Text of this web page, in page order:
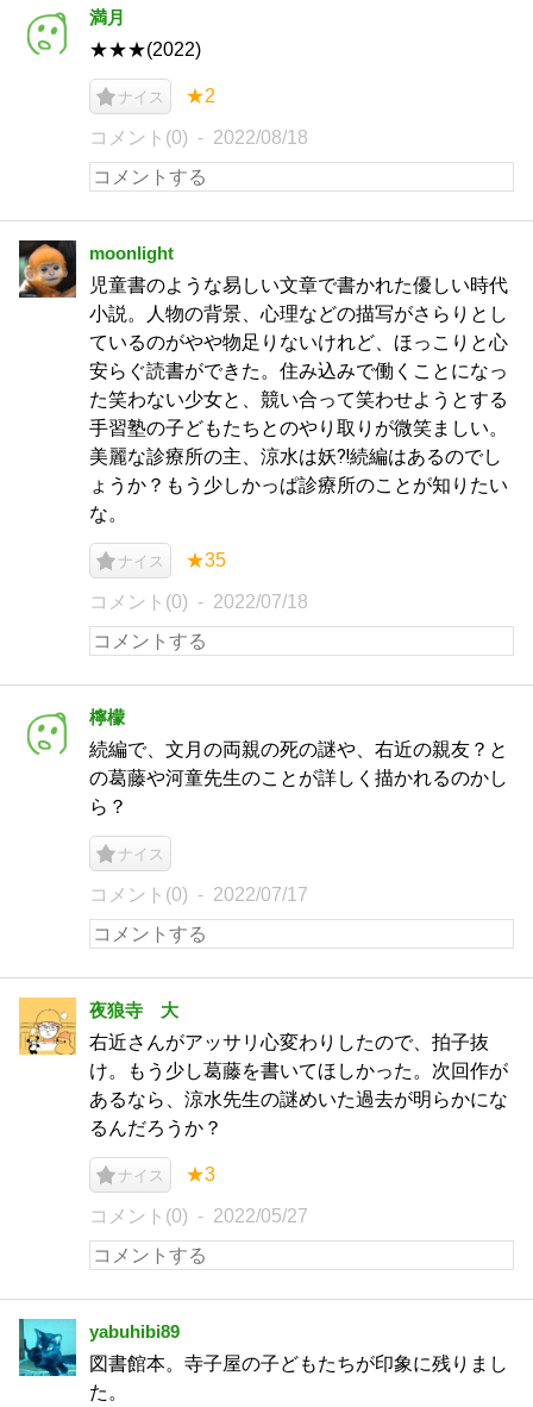
満月
★★★(2022)
ナイス ★2
コメント(0) 2022/08/18
moonlight
児童書のような易しい文章で書かれた優しい時代
小説。人物の背景、心理などの描写がさらりとし
ているのがやや物足りないけれど、ほっこりと心
安らぐ読書ができた。住み込みで働くことになっ
た笑わない少女と、競い合って笑わせようとする
手習塾の子どもたちとのやり取りが微笑ましい。
美麗な診療所の主、涼水は妖⁈続編はあるのでし
ょうか？もう少しかっぱ診療所のことが知りたい
な。
ナイス ★35
コメント(0) 2022/07/18
檸檬
続編で、文月の両親の死の謎や、右近の親友？と
の葛藤や河童先生のことが詳しく描かれるのかし
ら？
ナイス
コメント(0) 2022/07/17
夜狼寺 大
右近さんがアッサリ心変わりしたので、拍子抜
け。もう少し葛藤を書いてほしかった。次回作が
あるなら、涼水先生の謎めいた過去が明らかにな
るんだろうか？
ナイス ★3
コメント(0) 2022/05/27
yabuhibi89
図書館本。寺子屋の子どもたちが印象に残りまし
た。